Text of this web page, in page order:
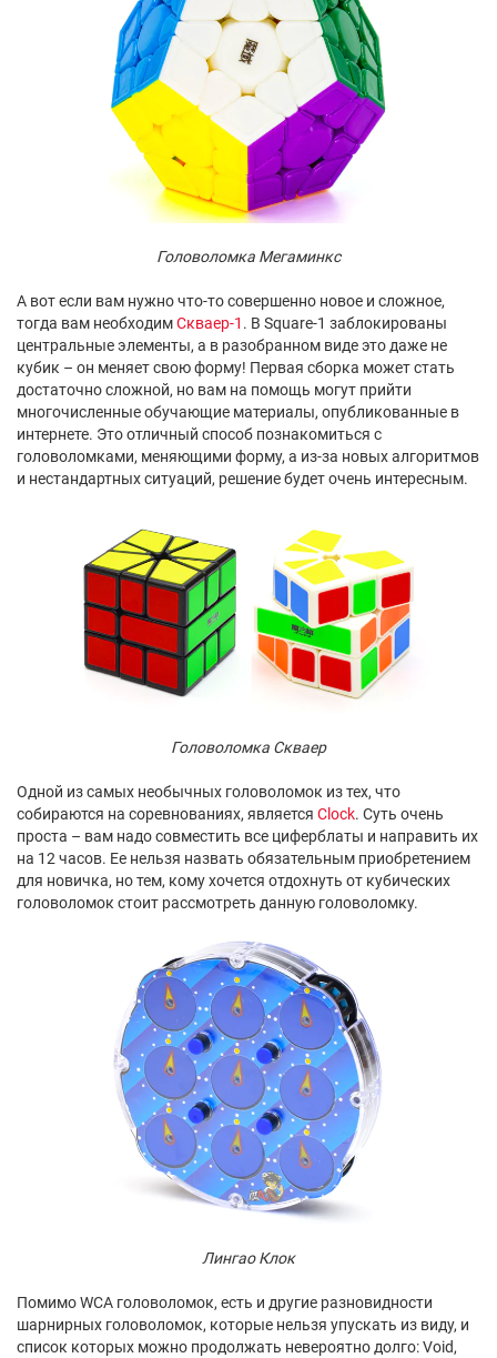
Головоломка Мегаминкс
А вот если вам нужно что-то совершенно новое и сложное,
тогда вам необходимСкваер-1 . В Square-1 заблокированы
центральные элементы, а в разобранном виде это даже не
кубик – он меняет свою форму! Первая сборка может стать
достаточно сложной, но вам на помощь могут прийти
многочисленные обучающие материалы, опубликованные в
интернете. Это отличный способ познакомиться с
головоломками, меняющими форму, а из-за новых алгоритмов
и нестандартных ситуаций, решение будет очень интересным.
Головоломка Скваер
Одной из самых необычных головоломок из тех, что
собираются на соревнованиях, является Clock. Суть очень
проста – вам надо совместить все циферблаты и направить их
на 12 часов. Ее нельзя назвать обязательным приобретением
для новичка, но тем, кому хочется отдохнуть от кубических
головоломок стоит рассмотреть данную головоломку.
Лингао Клок
Помимо WCA головоломок, есть и другие разновидности
шарнирных головоломок, которые нельзя упускать из виду, и
список которых можно продолжать невероятно долго: Void,